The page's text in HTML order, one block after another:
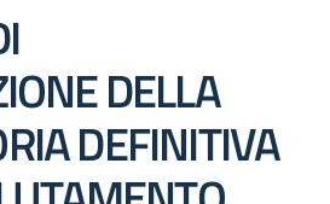
DELLA
DEFINITIVA